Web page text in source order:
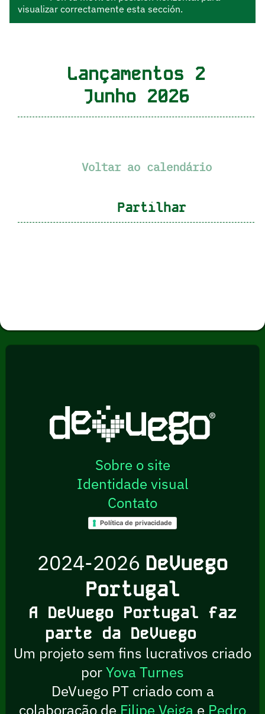
visualizar correctamente esta sección.
Lançamentos 2
Junho 2026
Voltar ao calendário
Partilhar
Sobre o site
Identidade visual
Contato
Política de privacidade
2024-2026 DeVuego
Portugal
A DeVuego Portugal faz
parte da DeVuego
Um projeto sem fins lucrativos criado
porYova Turnes
DeVuego PT criado com a
colaboração de Filipe Veiga e Pedro